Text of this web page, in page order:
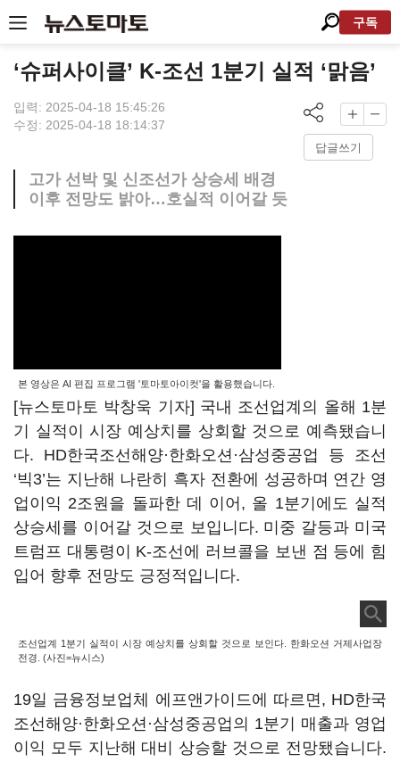
구독
‘슈퍼사이클’ K-조선 1분기 실적 ‘맑음’
입력: 2025-04-18 15:45:26
수정: 2025-04-18 18:14:37
답글쓰기
고가 선박 및 신조선가 상승세 배경
이후 전망도 밝아…호실적 이어갈 듯
본 영상은 AI 편집 프로그램 '토마토아이컷'을 활용했습니다.
[뉴스토마토 박창욱 기자] 국내 조선업계의 올해 1분
기 실적이 시장 예상치를 상회할 것으로 예측됐습니
다. HD한국조선해양·한화오션·삼성중공업 등 조선
‘빅3’는 지난해 나란히 흑자 전환에 성공하며 연간 영
업이익 2조원을 돌파한 데 이어, 올 1분기에도 실적
상승세를 이어갈 것으로 보입니다. 미중 갈등과 미국
트럼프 대통령이 K-조선에 러브콜을 보낸 점 등에 힘
입어 향후 전망도 긍정적입니다.
조선업계 1분기 실적이 시장 예상치를 상회할 것으로 보인다. 한화오션 거제사업장
전경. (사진=뉴시스)
19일 금융정보업체 에프앤가이드에 따르면, HD한국
조선해양·한화오션·삼성중공업의 1분기 매출과 영업
이익 모두 지난해 대비 상승할 것으로 전망됐습니다.